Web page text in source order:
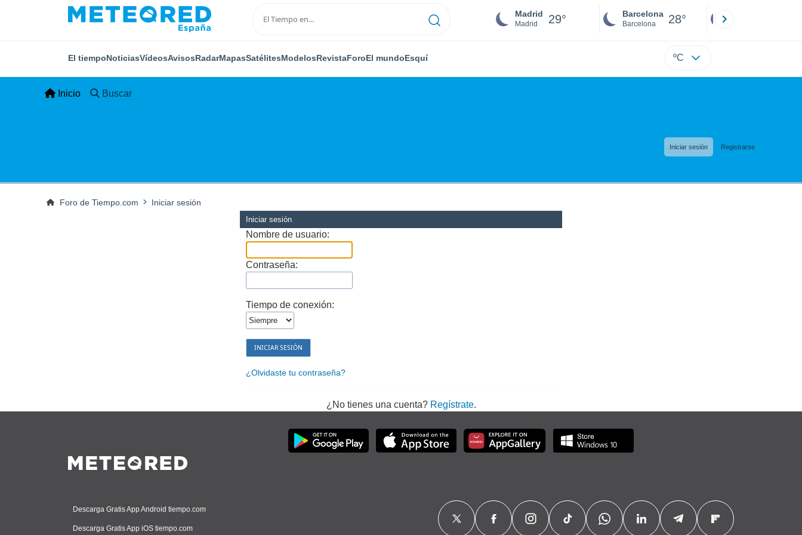
Madrid
Madrid 29° Barcelona
Barcelona 28°
El tiempoNoticiasVídeosAvisosRadarMapasSatélitesModelosRevistaForoEl mundoEsquí ºC
Inicio Buscar
Iniciar sesión Registrarse
Foro de Tiempo.com Iniciar sesión
Iniciar sesión
Nombre de usuario:
Contraseña:
Tiempo de conexión:
¿Olvidaste tu contraseña?
¿No tienes una cuenta? Regístrate.
Descarga Gratis App Android tiempo.com
Descarga Gratis App iOS tiempo.com